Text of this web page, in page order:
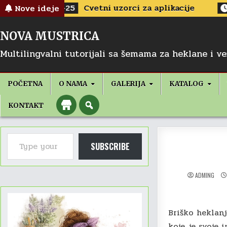
Skip
to
content
Nove ideje
Cvetni uzorci za aplikacije 2022-04-13
NOVA MUSTRICA
Multilingvalni tutorijali sa šemama za heklane i
POČETNA O NAMA GALERIJA KATALOG
KONTAKT
ADMING
Briško
Type your email…
SUBSCRIBE